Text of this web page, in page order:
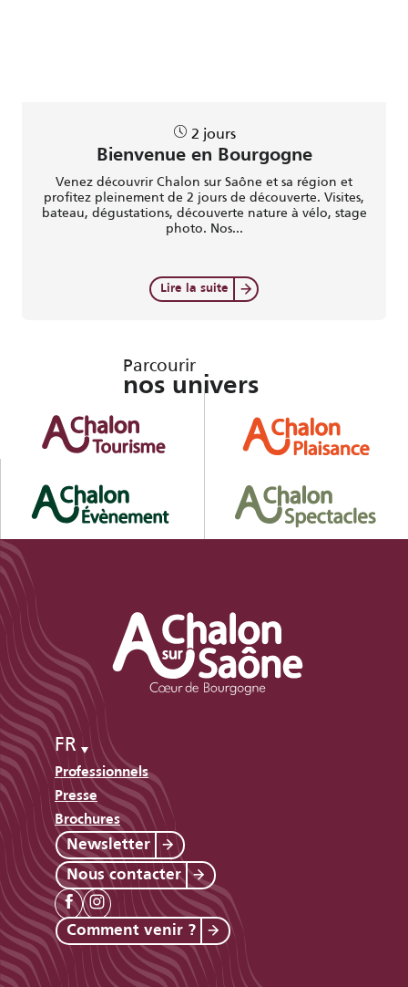
2 jours
Bienvenue en Bourgogne
Venez découvrir Chalon sur Saône et sa région et
profitez pleinement de 2 jours de découverte. Visites,
bateau, dégustations, découverte nature à vélo, stage
photo. Nos...
Lire la suite
Parcourir
nos univers
FR
Professionnels
Presse
Brochures
Newsletter
Nous contacter
Comment venir ?